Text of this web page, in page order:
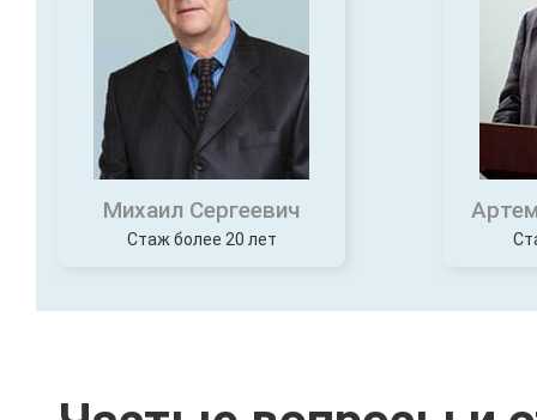
Михаил Сергеевич
Стаж более 20 лет